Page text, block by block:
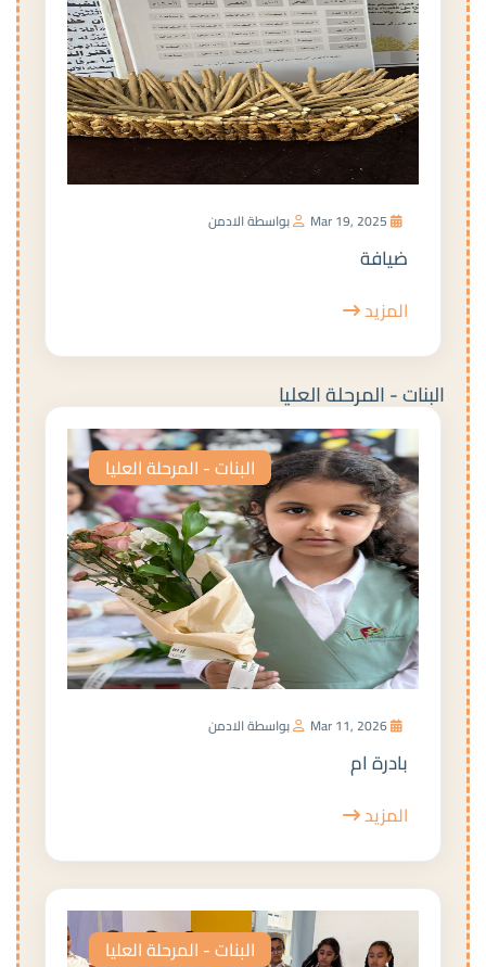
بواسطة الادمن
ضيافة
المزيد
البنات - المرحلة العليا
البنات - المرحلة العليا
بواسطة الادمن
بادرة ام
المزيد
البنات - المرحلة العليا